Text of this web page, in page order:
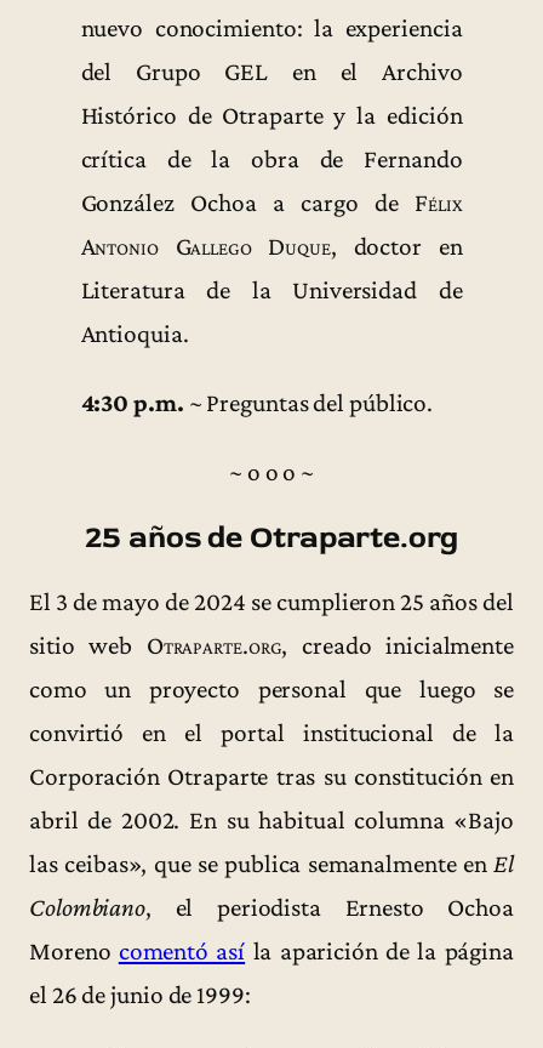
nuevo conocimiento: la experiencia
del Grupo GEL en el Archivo
Histórico de Otraparte y la edición
crítica de la obra de Fernando
González Ochoa a cargo de Félix
Antonio Gallego Duque, doctor en
Literatura de la Universidad de
Antioquia.
4:30 p.m. ~ Preguntas del público.
~ o o o ~
25 años de Otraparte.org
El 3 de mayo de 2024 se cumplieron 25 años del
sitio web Otraparte.org, creado inicialmente
como un proyecto personal que luego se
convirtió en el portal institucional de la
Corporación Otraparte tras su constitución en
abril de 2002. En su habitual columna «Bajo
las ceibas», que se publica semanalmente enEl
Colombiano, el periodista Ernesto Ochoa
Moreno comentó así la aparición de la página
el 26 de junio de 1999: